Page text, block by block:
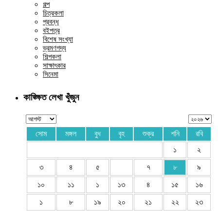
গল্প
চিত্রকলা
প্রবন্ধ
বইপত্র
বিশেষ সংখ্যা
ভ্রমণগদ্য
শিল্পকলা
সাক্ষাৎকার
সিনেমা
কাঙ্ক্ষিত লেখা খুঁজুন
সোম মঙ্গল বুধ বৃহ শুক্র শনি
রবি
১
২
৩ ৪ ৫ ৭ ৮ ৯
১০ ১১ ১ ১৩ ৪ ১৫ ১৬
১ ৮ ১৯ ২০ ২১ ২২ ২৩